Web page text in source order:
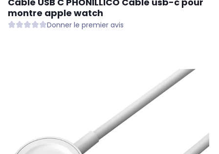
montre apple watch
Donner le premier avis